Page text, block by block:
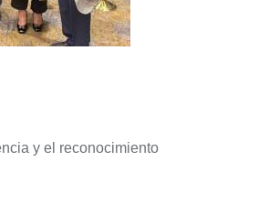
y el reconocimiento